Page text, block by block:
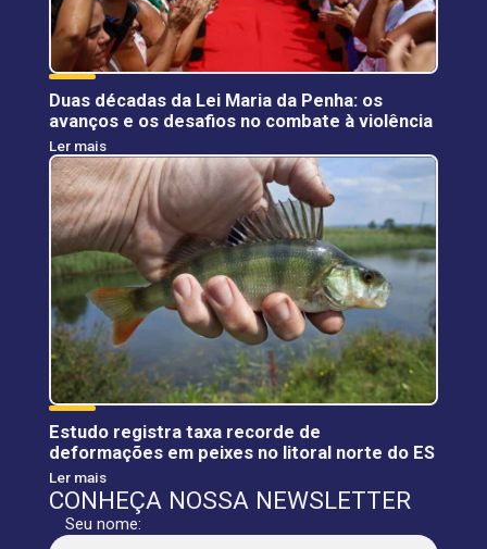
Duas décadas da Lei Maria da Penha: os
avanços e os desafios no combate à violência
Ler mais
Estudo registra taxa recorde de
deformações em peixes no litoral norte do ES
Ler mais
CONHEÇA NOSSA NEWSLETTER
Seu nome: